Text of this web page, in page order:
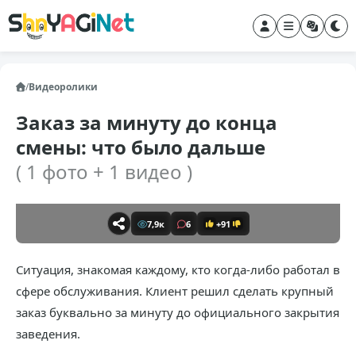
/Видеоролики
Заказ за минуту до конца
смены: что было дальше
( 1 фото + 1 видео )
7,9к 6 +91
Ситуация, знакомая каждому, кто когда-либо работал в
сфере обслуживания. Клиент решил сделать крупный
заказ буквально за минуту до официального закрытия
заведения.